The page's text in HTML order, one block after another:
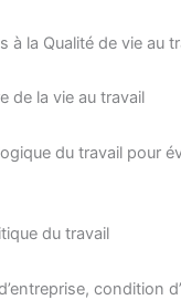
à la Qualité de vie au
de la vie au travail
du travail pour
du travail
condition